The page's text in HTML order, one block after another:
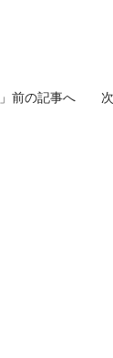
」前の記事へ 次